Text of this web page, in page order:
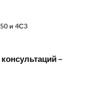
и 4С3
–